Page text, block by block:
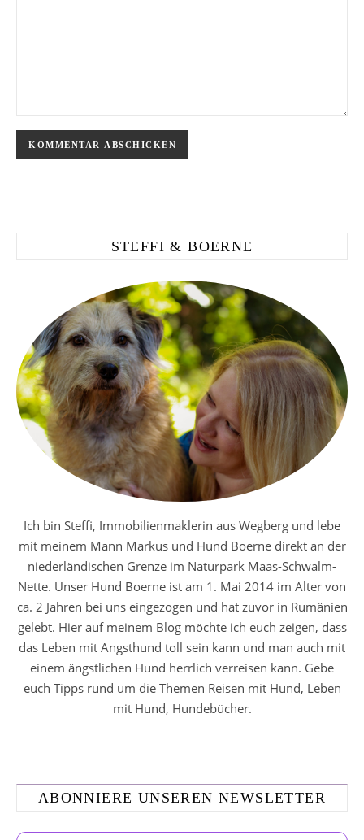
STEFFI & BOERNE
Ich bin Steffi, Immobilienmaklerin aus Wegberg und lebe
mit meinem Mann Markus und Hund Boerne direkt an der
niederländischen Grenze im Naturpark Maas-Schwalm-
Nette. Unser Hund Boerne ist am 1. Mai 2014 im Alter von
ca. 2 Jahren bei uns eingezogen und hat zuvor in Rumänien
gelebt. Hier auf meinem Blog möchte ich euch zeigen, dass
das Leben mit Angsthund toll sein kann und man auch mit
einem ängstlichen Hund herrlich verreisen kann. Gebe
euch Tipps rund um die Themen Reisen mit Hund, Leben
mit Hund, Hundebücher.
ABONNIERE UNSEREN NEWSLETTER